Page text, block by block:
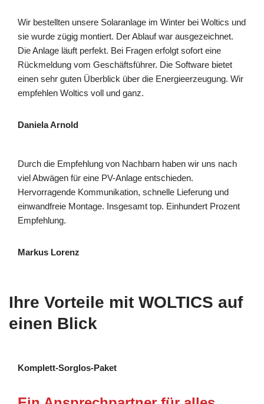
Wir bestellten unsere Solaranlage im Winter bei Woltics und
sie wurde zügig montiert. Der Ablauf war ausgezeichnet.
Die Anlage läuft perfekt. Bei Fragen erfolgt sofort eine
Rückmeldung vom Geschäftsführer. Die Software bietet
einen sehr guten Überblick über die Energieerzeugung. Wir
empfehlen Woltics voll und ganz.
Daniela Arnold
Durch die Empfehlung von Nachbarn haben wir uns nach
viel Abwägen für eine PV-Anlage entschieden.
Hervorragende Kommunikation, schnelle Lieferung und
einwandfreie Montage. Insgesamt top. Einhundert Prozent
Empfehlung.
Markus Lorenz
Ihre Vorteile mit WOLTICS auf
einen Blick
Komplett-Sorglos-Paket